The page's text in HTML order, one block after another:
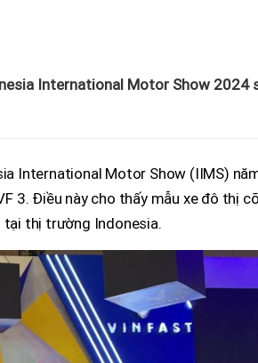
International Motor Show 2024
International Motor Show (IIMS)
3. Điều này cho thấy mẫu xe đô thị
tại thị trường Indonesia.